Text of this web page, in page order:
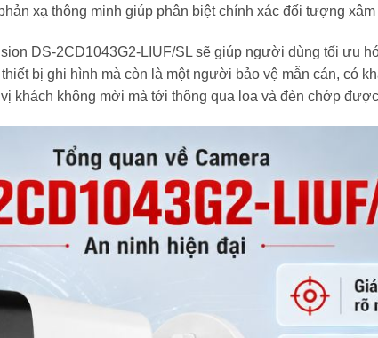
xạ thông minh giúp phân biệt chính xác đối tượng xâm
DS-2CD1043G2-LIUF/SL sẽ giúp người dùng tối ưu
bị ghi hình mà còn là một người bảo vệ mẫn cán, có
khách không mời mà tới thông qua loa và đèn chớp